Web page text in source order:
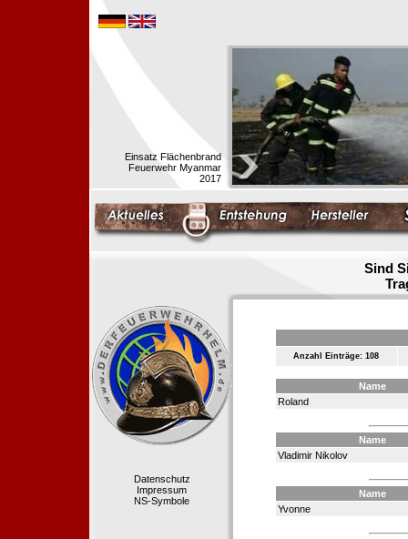
Einsatz Flächenbrand
Feuerwehr Myanmar
2017
Sind
Datenschutz
Impressum
NS-Symbole
Anzahl Einträge: 108
Name
Roland
Name
Vladimir Nikolov
Name
Yvonne